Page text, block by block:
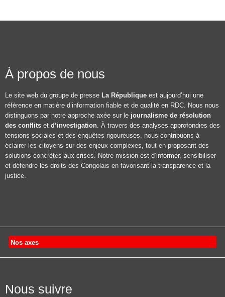
À propos de nous
Le site web du groupe de presse La République est aujourd’hui une
référence en matière d’information fiable et de qualité en RDC. Nous nous
distinguons par notre approche axée sur le journalisme de résolution
des conflits et d’investigation. À travers des analyses approfondies des
tensions sociales et des enquêtes rigoureuses, nous contribuons à
éclairer les citoyens sur des enjeux complexes, tout en proposant des
solutions concrètes aux crises. Notre mission est d’informer, sensibiliser
et défendre les droits des Congolais en favorisant la transparence et la
justice.
Nos axes
Nous suivre